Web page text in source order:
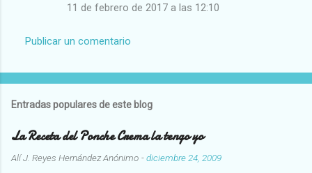
11 de febrero de 2017 a las 12:10
Publicar un comentario
Entradas populares de este blog
La Receta del Ponche Crema la tengo yo
Alí J. Reyes HernándezAnónimo -diciembre 24, 2009